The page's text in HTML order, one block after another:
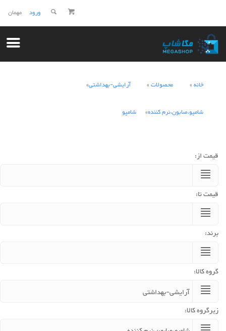
مهمان ورود
خانه محصولات آرایشی-بهداشتی
شامپو،صابون،نرم کننده شامپو
قیمت از:
قیمت تا:
برند:
گروه کالا:
زیرگروه کالا: